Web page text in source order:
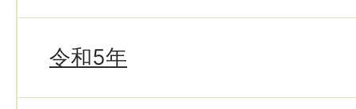
令和5年